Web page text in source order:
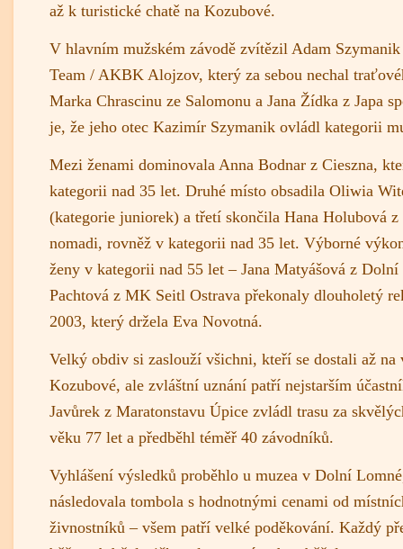
až k turistické chatě na Kozubové.
V hlavním mužském závodě zvítězil Adam
Team / AKBK Alojzov, který za sebou nechal
Marka Chrascinu ze Salomonu a Jana Žídka z Japa
je, že jeho otec Kazimír Szymanik ovládl kategorii
Mezi ženami dominovala Anna Bodnar z Cieszna,
kategorii nad 35 let. Druhé místo obsadila Oliwia
(kategorie juniorek) a třetí skončila Hana Holubová
nomadi, rovněž v kategorii nad 35 let. Výborné
ženy v kategorii nad 55 let – Jana Matyášová z
Pachtová z MK Seitl Ostrava překonaly dlouholetý
2003, který držela Eva Novotná.
Velký obdiv si zaslouží všichni, kteří se dostali až na
Kozubové, ale zvláštní uznání patří nejstarším
Javůrek z Maratonstavu Úpice zvládl trasu za
věku 77 let a předběhl téměř 40 závodníků.
Vyhlášení výsledků proběhlo u muzea v Dolní
následovala tombola s hodnotnými cenami od
živnostníků – všem patří velké poděkování. Každý